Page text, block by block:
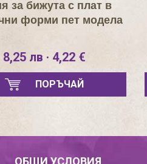
за бижута с плат в
форми пет модела
8,25 лв · 4,22 €
ПОРЪЧАЙ
ОБЩИ УСЛОВИЯ